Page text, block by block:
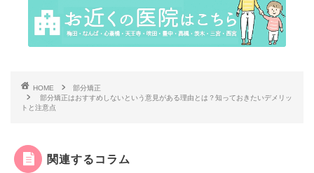
HOME
部分矯正
部分矯正はおすすめしないという意見がある理由とは？知っておきたいデメリッ
トと注意点
関連するコラム